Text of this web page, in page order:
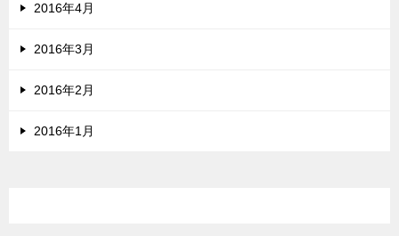
2016年4月
2016年3月
2016年2月
2016年1月